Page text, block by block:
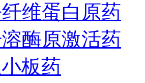
维蛋白原药
酶原激活药
板药